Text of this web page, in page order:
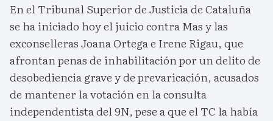
En el Tribunal Superior de Justicia de Cataluña
se ha iniciado hoy el juicio contra Mas y las
exconselleras Joana Ortega e Irene Rigau, que
afrontan penas de inhabilitación por un delito de
desobediencia grave y de prevaricación, acusados
de mantener la votación en la consulta
independentista del 9N, pese a que el TC la había